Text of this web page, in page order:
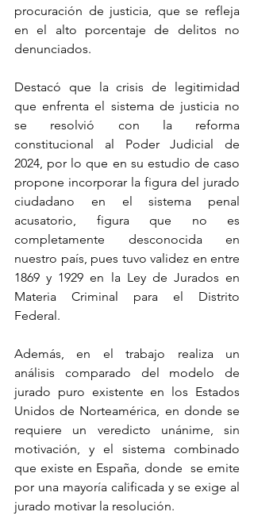
procuración de justicia, que se refleja
en el alto porcentaje de delitos no
denunciados.
Destacó que la crisis de legitimidad
que enfrenta el sistema de justicia no
se resolvió con la reforma
constitucional al Poder Judicial de
2024, por lo que en su estudio de caso
propone incorporar la figura del jurado
ciudadano en el sistema penal
acusatorio, figura que no es
completamente desconocida en
nuestro país, pues tuvo validez en entre
1869 y 1929 en la Ley de Jurados en
Materia Criminal para el Distrito
Federal.
Además, en el trabajo realiza un
análisis comparado del modelo de
jurado puro existente en los Estados
Unidos de Norteamérica, en donde se
requiere un veredicto unánime, sin
motivación, y el sistema combinado
que existe en España, donde  se emite
por una mayoría calificada y se exige al
jurado motivar la resolución.